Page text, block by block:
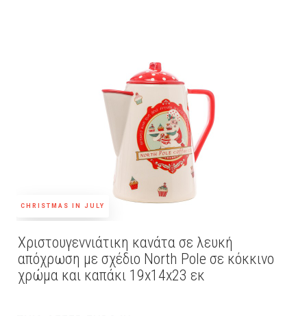
CHRISTMAS IN JULY
Χριστουγεννιάτικη κανάτα σε λευκή
απόχρωση με σχέδιο North Pole σε κόκκινο
χρώμα και καπάκι 19x14x23 εκ